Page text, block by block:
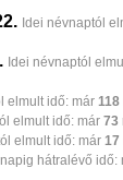
Idei névnaptól
Idei névnaptól
elmult idő: már 118
elmult idő: már 73
elmult idő: már 17
hátralévő idő: